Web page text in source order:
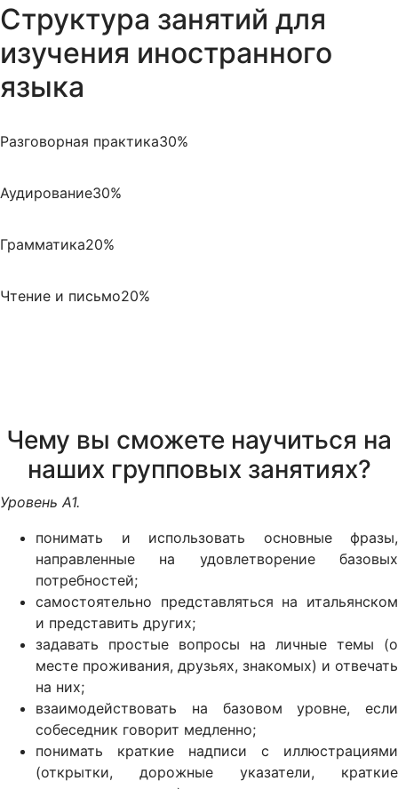
Структура занятий для
изучения иностранного
языка
Разговорная практика30%
Аудирование30%
Грамматика20%
Чтение и письмо20%
Чему вы сможете научиться на
наших групповых занятиях?
Уровень А1.
понимать и использовать основные фразы,
направленные на удовлетворение базовых
потребностей;
самостоятельно представляться на итальянском
и представить других;
задавать простые вопросы на личные темы (о
месте проживания, друзьях, знакомых) и отвечать
на них;
взаимодействовать на базовом уровне, если
собеседник говорит медленно;
понимать краткие надписи с иллюстрациями
(открытки, дорожные указатели, краткие